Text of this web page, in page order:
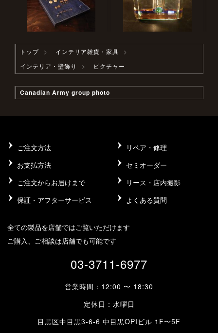
トップ
インテリア雑貨・家具
インテリア・壁飾り
ピクチャー
Canadian Army group photo
ご注文方法
リペア・修理
お支払方法
セミオーダー
ご注文からお届けまで
リース・店内撮影
保証・アフターサービス
よくある質問
全ての製品を店舗ではご覧いただけます
ご購入、ご相談は店舗でも可能です
03-3711-6977
営業時間：12:00 〜 18:30
定休日：水曜日
目黒区中目黒3-6-6 中目黒OPIビル 1F〜5F